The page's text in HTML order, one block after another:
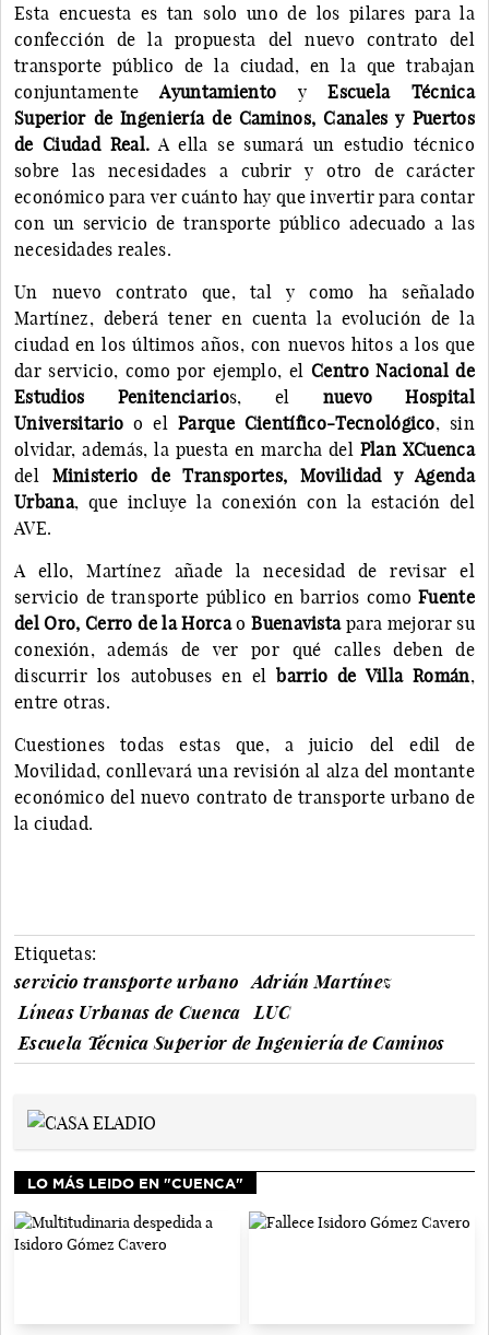
Esta encuesta es tan solo uno de los pilares para la
confección de la propuesta del nuevo contrato del
transporte público de la ciudad, en la que trabajan
conjuntamenteAyuntamiento yEscuela Técnica
Superior de Ingeniería de Caminos, Canales y Puertos
de Ciudad Real. A ella se sumará un estudio técnico
sobre las necesidades a cubrir y otro de carácter
económico para ver cuánto hay que invertir para contar
con un servicio de transporte público adecuado a las
necesidades reales.
Un nuevo contrato que, tal y como ha señalado
Martínez, deberá tener en cuenta la evolución de la
ciudad en los últimos años, con nuevos hitos a los que
dar servicio, como por ejemplo, el Centro Nacional de
Estudios Penitenciarios, el nuevo Hospital
Universitario o el Parque Científico-Tecnológico, sin
olvidar, además, la puesta en marcha del Plan XCuenca
del Ministerio de Transportes, Movilidad y Agenda
Urbana, que incluye la conexión con la estación del
AVE.
A ello, Martínez añade la necesidad de revisar el
servicio de transporte público en barrios comoFuente
del Oro, Cerro de la HorcaoBuenavista para mejorar su
conexión, además de ver por qué calles deben de
discurrir los autobuses en elbarrio de Villa Román,
entre otras.
Cuestiones todas estas que, a juicio del edil de
Movilidad, conllevará una revisión al alza del montante
económico del nuevo contrato de transporte urbano de
la ciudad.
Etiquetas:
servicio transporte urbano
Adrián Martínez
Líneas Urbanas de Cuenca
LUC
Escuela Técnica Superior de Ingeniería de Caminos
LO MÁS LEIDO EN "CUENCA"